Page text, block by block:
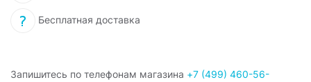
Бесплатная доставка
Запишитесь по телефонам магазина +7 (499) 460-56-